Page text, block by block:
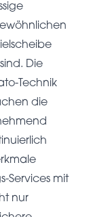
Die
Technik
die
Services mit
nur